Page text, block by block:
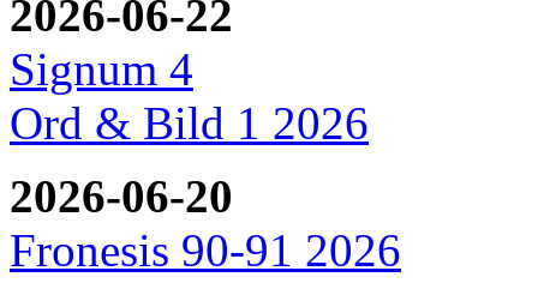
2026-06-22
Signum 4
Ord & Bild 1 2026
2026-06-20
Fronesis 90-91 2026